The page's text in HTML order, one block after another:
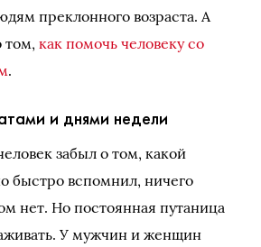
преклонного возраста. А
том, как помочь человеку со
.
и днями недели
забыл о том, какой
быстро вспомнил, ничего
нет. Но постоянная путаница
У мужчин и женщин